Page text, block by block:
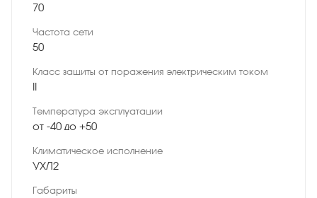
70
Частота сети
50
Класс защиты от поражения электрическим током
II
Температура эксплуатации
от -40 до +50
Климатическое исполнение
УХЛ2
Габариты